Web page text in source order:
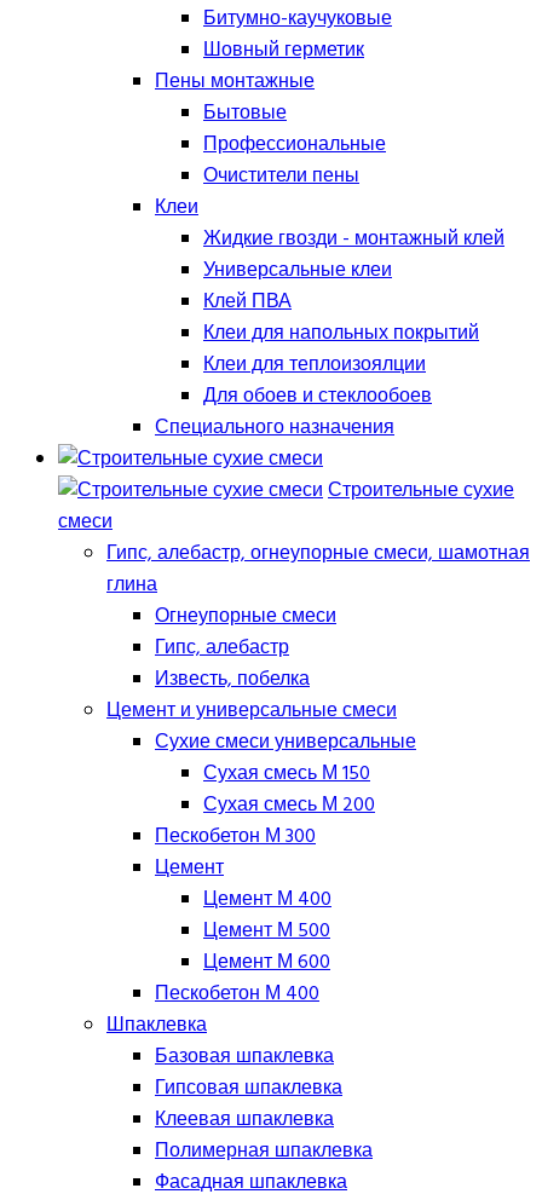
Битумно-каучуковые
Шовный герметик
Пены монтажные
Бытовые
Профессиональные
Очистители пены
Клеи
Жидкие гвозди - монтажный клей
Универсальные клеи
Клей ПВА
Клеи для напольных покрытий
Клеи для теплоизоялции
Для обоев и стеклообоев
Специального назначения
Строительные сухие
смеси
Гипс, алебастр, огнеупорные смеси, шамотная
глина
Огнеупорные смеси
Гипс, алебастр
Известь, побелка
Цемент и универсальные смеси
Сухие смеси универсальные
Сухая смесь М 150
Сухая смесь М 200
Пескобетон М 300
Цемент
Цемент М 400
Цемент М 500
Цемент М 600
Пескобетон М 400
Шпаклевка
Базовая шпаклевка
Гипсовая шпаклевка
Клеевая шпаклевка
Полимерная шпаклевка
Фасадная шпаклевка